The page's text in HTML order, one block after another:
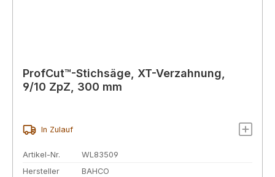
ProfCut™-Stichsäge, XT-Verzahnung,
9/10 ZpZ, 300 mm
In Zulauf
Artikel-Nr.
WL83509
Hersteller
BAHCO